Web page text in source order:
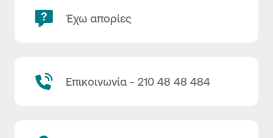
Έχω απορίες
Επικοινωνία - 210 48 48 484